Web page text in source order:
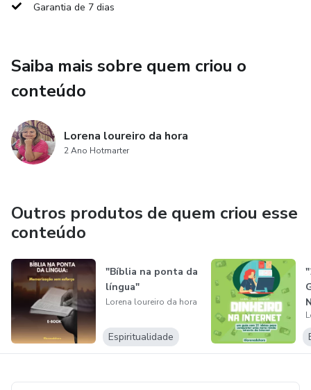
Garantia de 7 dias
Saiba mais sobre quem criou o
conteúdo
Lorena loureiro da hora
2 Ano Hotmarter
Outros produtos de quem criou esse
conteúdo
"Bíblia na ponta da
língua"
Lorena loureiro da hora
Espiritualidade